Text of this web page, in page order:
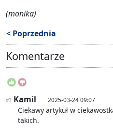
(monika)
< Poprzednia
Komentarze
#3 Kamil 2025-03-24 09:07
Ciekawy artykuł w
takich.